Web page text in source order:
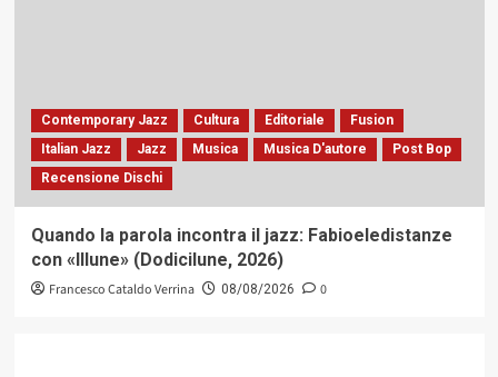
Contemporary Jazz Cultura Editoriale
Fusion
Italian Jazz
Jazz Musica Musica D'autore
Post Bop
Recensione Dischi
Quando la parola incontra il jazz: Fabioeledistanze
con «Illune» (Dodicilune, 2026)
Francesco Cataldo Verrina 08/08/2026 0